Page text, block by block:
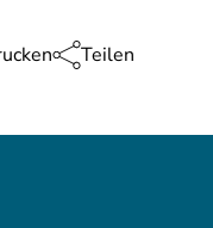
Teilen